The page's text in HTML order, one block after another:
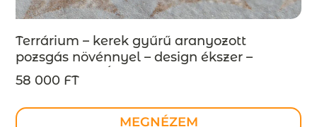
Terrárium – kerek gyűrű aranyozott
pozsgás növénnyel – design ékszer –
MEGRENDELÉSRE
58 000 FT
MEGNÉZEM